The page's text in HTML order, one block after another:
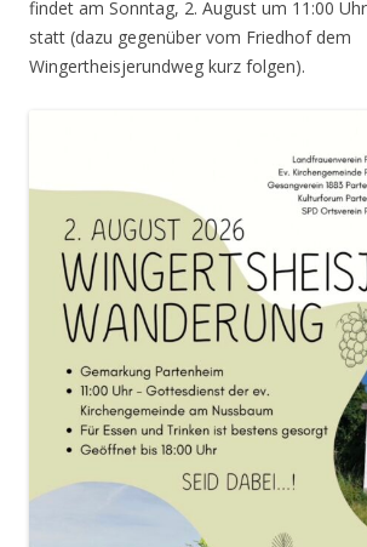
findet am Sonntag, 2. August um 11:00
statt (dazu gegenüber vom Friedhof dem
Wingertheisjerundweg kurz folgen).